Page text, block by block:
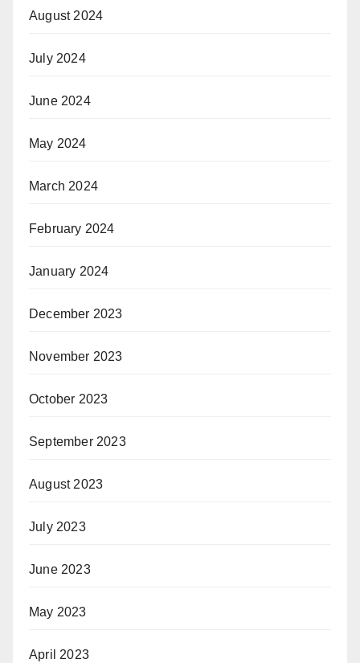
August 2024
July 2024
June 2024
May 2024
March 2024
February 2024
January 2024
December 2023
November 2023
October 2023
September 2023
August 2023
July 2023
June 2023
May 2023
April 2023